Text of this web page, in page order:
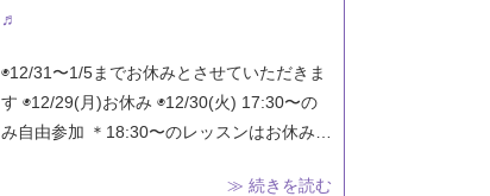
♬
◉12/31〜1/5までお休みとさせていただきま
す ◉12/29(月)お休み ◉12/30(火) 17:30〜の
み自由参加 ＊18:30〜のレッスンはお休み…
≫ 続きを読む